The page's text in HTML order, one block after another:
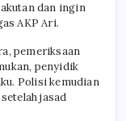
dan ingin
AKP Ari.
pemeriksaan
penyidik
Polisi kemudian
jasad